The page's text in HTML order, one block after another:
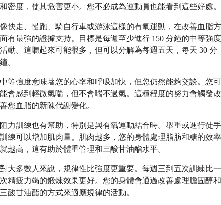
和密度，使其危害更小。您不必成為運動員也能看到這些好處。
像快走、慢跑、騎自行車或游泳這樣的有氧運動，在改善血脂方
面有最強的證據支持。目標是每週至少進行 150 分鐘的中等強度
活動。這聽起來可能很多，但可以分解為每週五天，每天 30 分
鐘。
中等強度意味著您的心率和呼吸加快，但您仍然能夠交談。您可
能會感到輕微氣喘，但不會喘不過氣。這種程度的努力會觸發改
善您血脂的新陳代謝變化。
阻力訓練也有幫助，特別是與有氧運動結合時。舉重或進行徒手
訓練可以增加肌肉量。肌肉越多，您的身體處理脂肪和糖的效率
就越高，這有助於體重管理和三酸甘油酯水平。
對大多數人來說，規律性比強度更重要。每週三到五次訓練比一
次精疲力竭的鍛煉效果更好。您的身體會通過改善處理膽固醇和
三酸甘油酯的方式來適應規律的活動。